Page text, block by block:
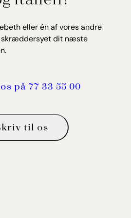
eller én af vores andre
skræddersyet dit næste
på 77 33 55 00
til os